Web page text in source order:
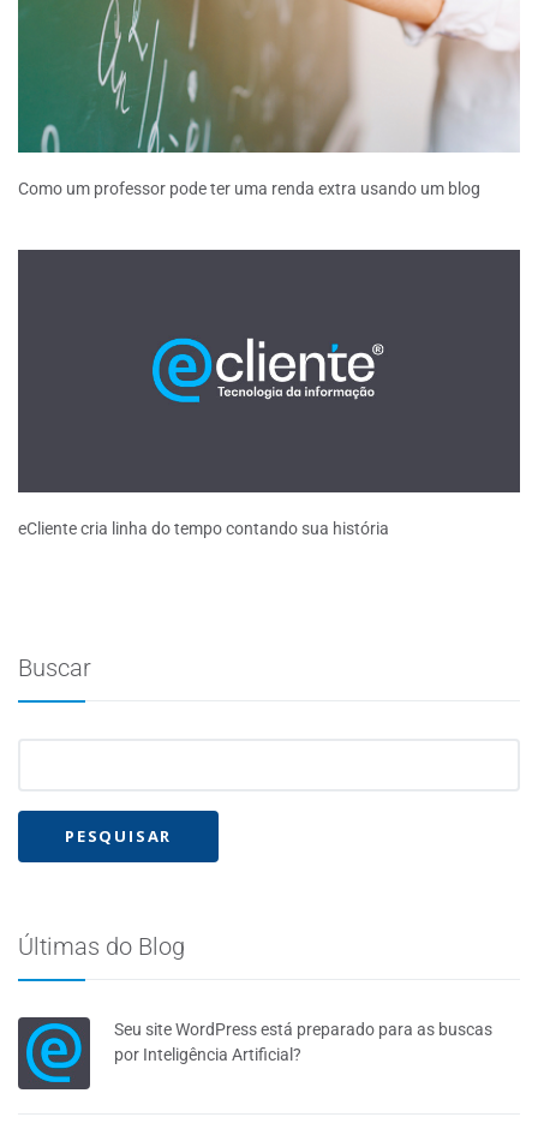
Como um professor pode ter uma renda extra usando um blog
eCliente cria linha do tempo contando sua história
Buscar
Últimas do Blog
Seu site WordPress está preparado para as buscas
por Inteligência Artificial?